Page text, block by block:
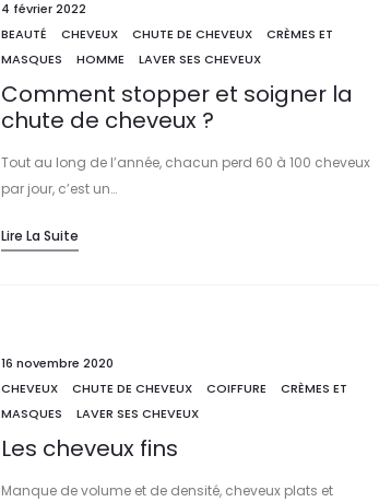
4 février 2022
BEAUTÉ
CHEVEUX CHUTE DE CHEVEUX
CRÈMES ET
MASQUES
HOMME LAVER SES CHEVEUX
Comment stopper et soigner la
chute de cheveux ?
Tout au long de l’année, chacun perd 60 à 100 cheveux
par jour, c’est un…
Lire La Suite
16 novembre 2020
CHEVEUX
CHUTE DE CHEVEUX COIFFURE
CRÈMES ET
MASQUES
LAVER SES CHEVEUX
Les cheveux fins
Manque de volume et de densité, cheveux plats et